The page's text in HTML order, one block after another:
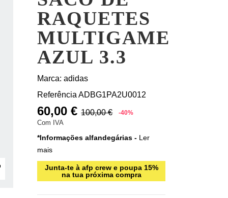
RAQUETES
MULTIGAME
AZUL 3.3
Marca: adidas
Referência ADBG1PA2U0012
60,00 € 100,00 € -40%
Com IVA
*Informações alfandegárias - Ler
mais
Junta-te à afp crew e poupa 15%
na tua próxima compra